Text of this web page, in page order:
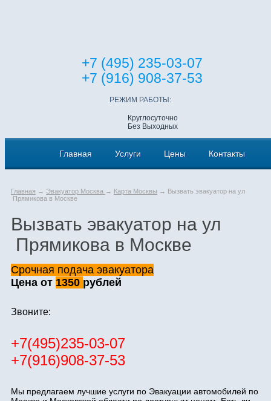
+7 (495) 235-03-07
+7 (916) 908-37-53
РЕЖИМ РАБОТЫ:
Круглосуточно
Без Выходных
Главная Услуги Цены Контакты
Главная → Эвакуатор Москва → Карта Москвы → Вызвать эвакуатор на ул
Прямикова в Москве
Вызвать эвакуатор на ул
Прямикова в Москве
Срочная подача эвакуатора
Цена от 1350 рублей
Звоните:
+7(495)235-03-07
+7(916)908-37-53
Мы предлагаем лучшие услуги по Эвакуации автомобилей по